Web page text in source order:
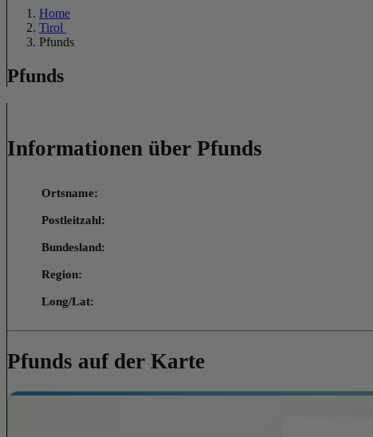
Home
Tirol
Pfunds
Pfunds
Informationen über Pfunds
Ortsname:
Postleitzahl:
Bundesland:
Region:
Long/Lat:
Pfunds auf der Karte